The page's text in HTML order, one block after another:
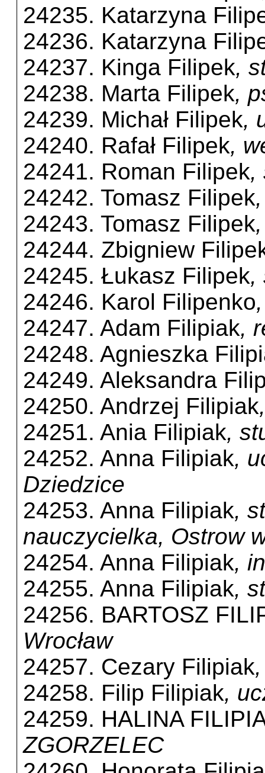
24235. Katarzyna
24236. Katarzyna
24237. Kinga Filipek,
24238. Marta Filipek,
24239. Michał Filipek,
24240. Rafał Filipek,
24241. Roman Filipek,
24242. Tomasz Filipek
24243. Tomasz Filipek
24244. Zbigniew
24245. Łukasz Filipek,
24246. Karol Filipenko
24247. Adam Filipiak,
24248. Agnieszka
24249. Aleksandra
24250. Andrzej Filipiak
24251. Ania Filipiak,
24252. Anna Filipiak,
Dziedzice
24253. Anna Filipiak,
nauczycielka, Ostrow
24254. Anna Filipiak,
24255. Anna Filipiak,
24256. BARTOSZ
Wrocław
24257. Cezary Filipiak
24258. Filip Filipiak,
24259. HALINA
ZGORZELEC